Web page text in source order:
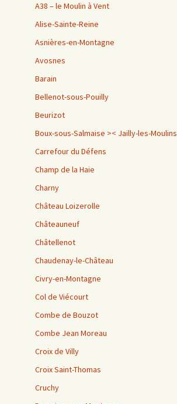
A38 – le Moulin à Vent
Alise-Sainte-Reine
Asnières-en-Montagne
Avosnes
Barain
Bellenot-sous-Pouilly
Beurizot
Boux-sous-Salmaise >< Jailly-les-Moulins
Carrefour du Défens
Champ de la Haie
Charny
Château Loizerolle
Châteauneuf
Châtellenot
Chaudenay-le-Château
Civry-en-Montagne
Col de Viécourt
Combe de Bouzot
Combe Jean Moreau
Croix de Villy
Croix Saint-Thomas
Cruchy